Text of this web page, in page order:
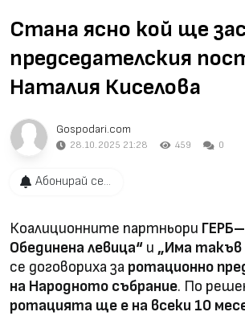
Стана ясно кой ще
председателския
Наталия Киселова
Gospodari.com
28.10.2025 21:28 459 0
Абонирай се...
Коалиционните партньори
Обединена левица“ и „Има такъв
се договориха за ротационно
на Народното събрание. По
ротацията ще е на всеки 10